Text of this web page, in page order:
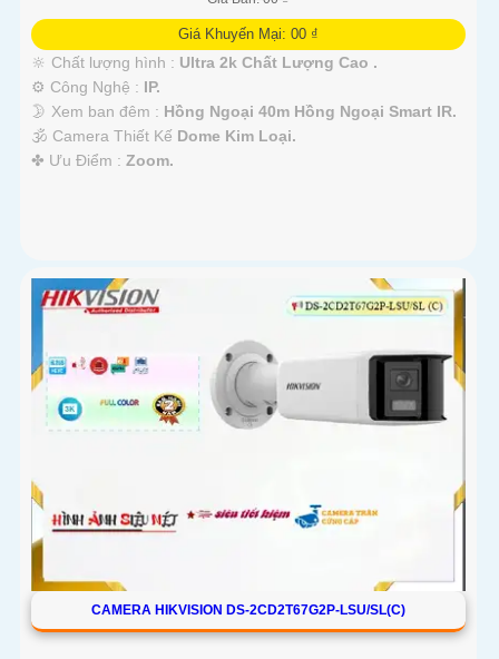
Giá Khuyến Mại: 00 ₫
🔆 Chất lượng hình : Ultra 2k Chất Lượng Cao .
⚙ Công Nghệ : IP.
🌛 Xem ban đêm : Hồng Ngoại 40m Hồng Ngoại Smart IR.
🕉️ Camera Thiết Kế Dome Kim Loại.
️✤ Ưu Điểm : Zoom.
CAMERA HIKVISION DS-2CD2T67G2P-LSU/SL(C)